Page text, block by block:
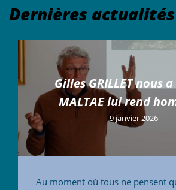
Dernières actualités
Gilles GRILLET nous
MALTAE lui rend
9 janvier 2026
Au moment où tous ne pensent